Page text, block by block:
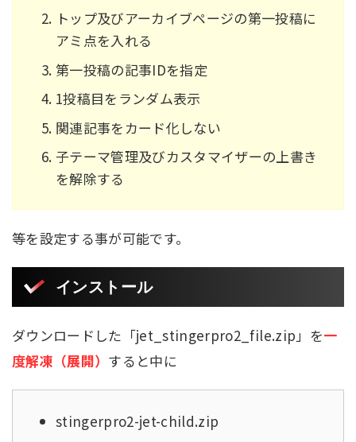
トップ及びアーカイブページの第一投稿に
アミ点を入れる
第一投稿の記事IDを指定
1投稿目をランダム表示
関連記事をカード化しない
子テーマ管理及びカスタマイザーの上書き
を解除する
等を設定する事が可能です。
インストール
ダウンロードした「jet_stingerpro2_file.zip」を一
度解凍（展開） すると中に
stingerpro2-jet-child.zip